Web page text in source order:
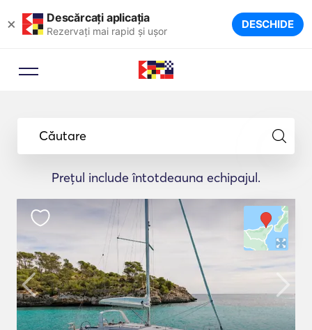
× Descărcați aplicația
Rezervați mai rapid și ușor DESCHIDE
Căutare
Prețul include întotdeauna echipajul.